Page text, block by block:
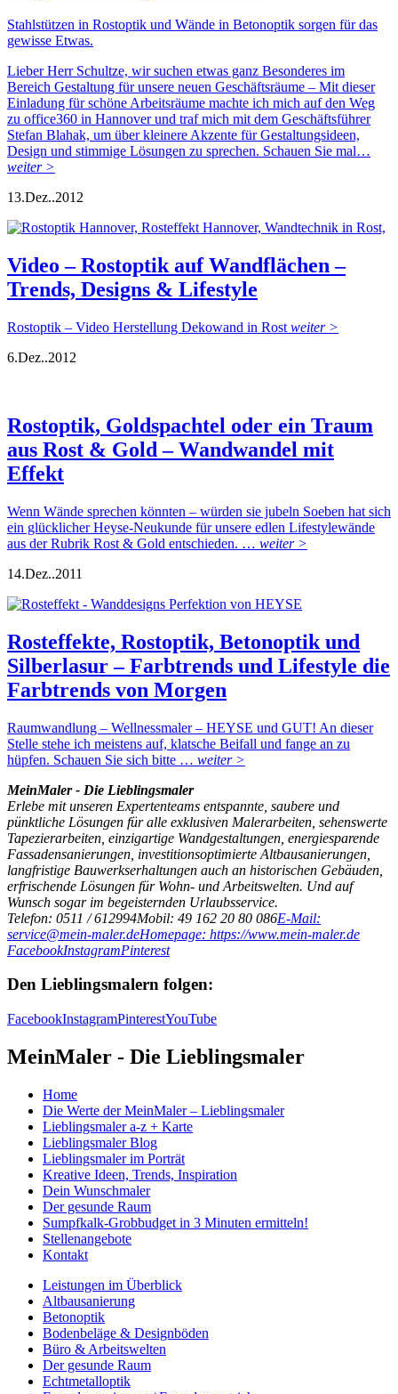
Stahlstützen in Rostoptik und Wände in Betonoptik sorgen für das
gewisse Etwas.
Lieber Herr Schultze, wir suchen etwas ganz Besonderes im
Bereich Gestaltung für unsere neuen Geschäftsräume – Mit dieser
Einladung für schöne Arbeitsräume machte ich mich auf den Weg
zu office360 in Hannover und traf mich mit dem Geschäftsführer
Stefan Blahak, um über kleinere Akzente für Gestaltungsideen,
Design und stimmige Lösungen zu sprechen. Schauen Sie mal…
weiter >
13.Dez..2012
Video – Rostoptik auf Wandflächen –
Trends, Designs & Lifestyle
Rostoptik – Video Herstellung Dekowand in Rost weiter >
6.Dez..2012
Rostoptik, Goldspachtel oder ein Traum
aus Rost & Gold – Wandwandel mit
Effekt
Wenn Wände sprechen könnten – würden sie jubeln Soeben hat sich
ein glücklicher Heyse-Neukunde für unsere edlen Lifestylewände
aus der Rubrik Rost & Gold entschieden. … weiter >
14.Dez..2011
Rosteffekte, Rostoptik, Betonoptik und
Silberlasur – Farbtrends und Lifestyle die
Farbtrends von Morgen
Raumwandlung – Wellnessmaler – HEYSE und GUT! An dieser
Stelle stehe ich meistens auf, klatsche Beifall und fange an zu
hüpfen. Schauen Sie sich bitte … weiter >
MeinMaler - Die Lieblingsmaler
Erlebe mit unseren Expertenteams entspannte, saubere und
pünktliche Lösungen für alle exklusiven Malerarbeiten, sehenswerte
Tapezierarbeiten, einzigartige Wandgestaltungen, energiesparende
Fassadensanierungen, investitionsoptimierte Altbausanierungen,
langfristige Bauwerkserhaltungen auch an historischen Gebäuden,
erfrischende Lösungen für Wohn- und Arbeitswelten. Und auf
Wunsch sogar im begeisternden Urlaubsservice.
Telefon: 0511 / 612994Mobil: 49 162 20 80 086E-Mail:
service@mein-maler.deHomepage: https://www.mein-maler.de
FacebookInstagramPinterest
Den Lieblingsmalern folgen:
FacebookInstagramPinterestYouTube
MeinMaler - Die Lieblingsmaler
Home
Die Werte der MeinMaler – Lieblingsmaler
Lieblingsmaler a-z + Karte
Lieblingsmaler Blog
Lieblingsmaler im Porträt
Kreative Ideen, Trends, Inspiration
Dein Wunschmaler
Der gesunde Raum
Sumpfkalk-Grobbudget in 3 Minuten ermitteln!
Stellenangebote
Kontakt
Leistungen im Überblick
Altbausanierung
Betonoptik
Bodenbeläge & Designböden
Büro & Arbeitswelten
Der gesunde Raum
Echtmetalloptik